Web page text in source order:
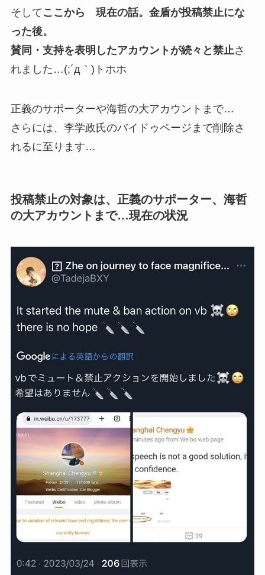
そして ここから 現在の話。金盾が投稿禁止にな
った後。
賛同・支持を表明したアカウントが続々と禁止さ
れました…(;´д｀)トホホ
正義のサポーターや海哲の大アカウントまで…
さらには、李学政氏のバイドゥページまで削除さ
れるに至ります…
投稿禁止の対象は、正義のサポーター、海哲
の大アカウントまで…現在の状況